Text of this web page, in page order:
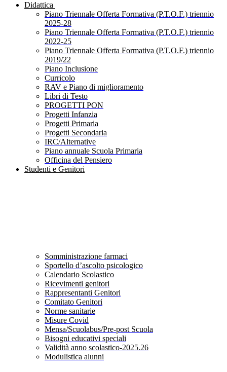
Didattica
Piano Triennale Offerta Formativa (P.T.O.F.) triennio
2025-28
Piano Triennale Offerta Formativa (P.T.O.F.) triennio
2022-25
Piano Triennale Offerta Formativa (P.T.O.F.) triennio
2019/22
Piano Inclusione
Curricolo
RAV e Piano di miglioramento
Libri di Testo
PROGETTI PON
Progetti Infanzia
Progetti Primaria
Progetti Secondaria
IRC/Alternative
Piano annuale Scuola Primaria
Officina del Pensiero
Studenti e Genitori
Somministrazione farmaci
Sportello d’ascolto psicologico
Calendario Scolastico
Ricevimenti genitori
Rappresentanti Genitori
Comitato Genitori
Norme sanitarie
Misure Covid
Mensa/Scuolabus/Pre-post Scuola
Bisogni educativi speciali
Validità anno scolastico-2025.26
Modulistica alunni